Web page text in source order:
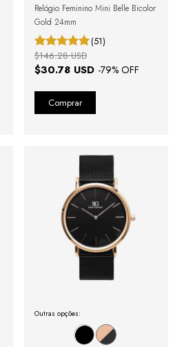
Relógio Feminino Mini Belle Bicolor
Gold 24mm
(51)
$30.78 USD -79% OFF
$146.28 USD
Outras opções: